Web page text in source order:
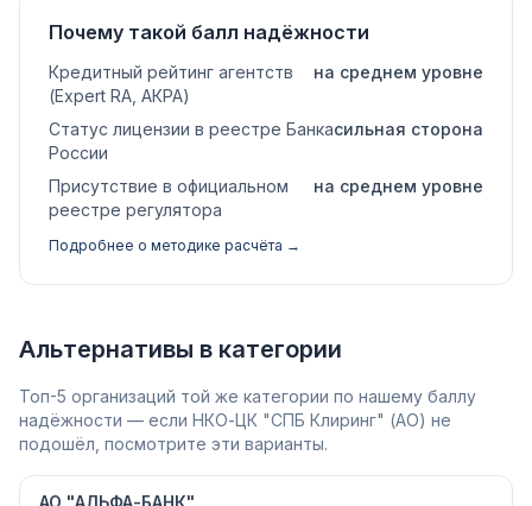
Почему такой балл надёжности
Кредитный рейтинг агентств
(Expert RA, АКРА)
на среднем уровне
Статус лицензии в реестре Банка
России
сильная сторона
Присутствие в официальном
реестре регулятора
на среднем уровне
Подробнее о методике расчёта →
Альтернативы в категории
Топ-5 организаций той же категории по нашему баллу
надёжности — если НКО-ЦК "СПБ Клиринг" (АО) не
подошёл, посмотрите эти варианты.
АО "АЛЬФА-БАНК"